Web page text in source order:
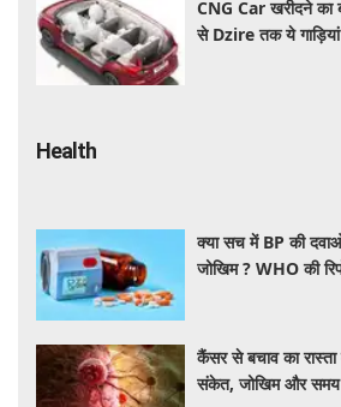
CNG Car खरीदने का
से Dzire तक ये गाड़ियां
Health
क्या सच में BP की
जोखिम ? WHO की
कैंसर से बचाव का
संकेत, जोखिम और समय